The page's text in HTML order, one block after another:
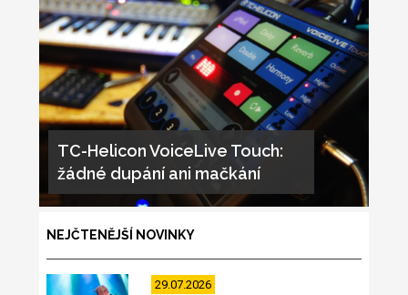
TC-Helicon VoiceLive Touch:
žádné dupání ani mačkání
NEJČTENĚJŠÍ NOVINKY
29.07.2026